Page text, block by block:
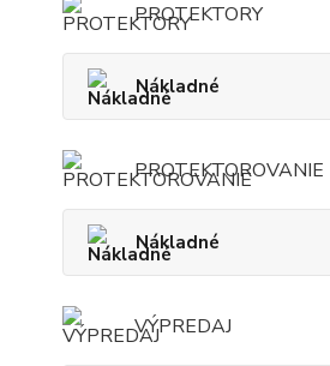
PROTEKTORY
Nákladné
PROTEKTOROVANIE
Nákladné
VÝPREDAJ